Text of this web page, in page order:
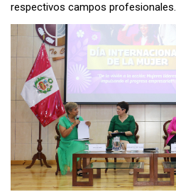
respectivos campos profesionales.